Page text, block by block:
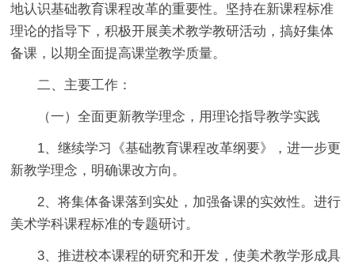
地认识基础教育课程改革的重要性。坚持在新课程标准
理论的指导下，积极开展美术教学教研活动，搞好集体
备课，以期全面提高课堂教学质量。
二、主要工作：
（一）全面更新教学理念，用理论指导教学实践
1、继续学习《基础教育课程改革纲要》，进一步更
新教学理念，明确课改方向。
2、将集体备课落到实处，加强备课的实效性。进行
美术学科课程标准的专题研讨。
3、推进校本课程的研究和开发，使美术教学形成具